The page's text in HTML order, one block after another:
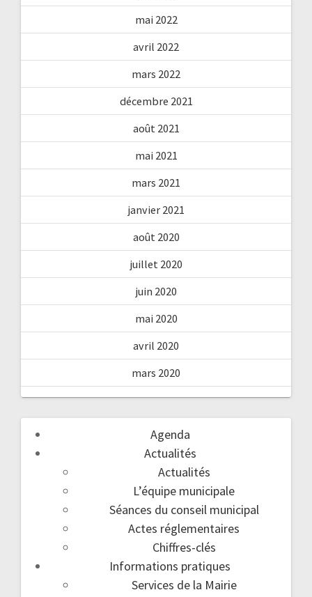
mai 2022
avril 2022
mars 2022
décembre 2021
août 2021
mai 2021
mars 2021
janvier 2021
août 2020
juillet 2020
juin 2020
mai 2020
avril 2020
mars 2020
Agenda
Actualités
Actualités
L’équipe municipale
Séances du conseil municipal
Actes réglementaires
Chiffres-clés
Informations pratiques
Services de la Mairie